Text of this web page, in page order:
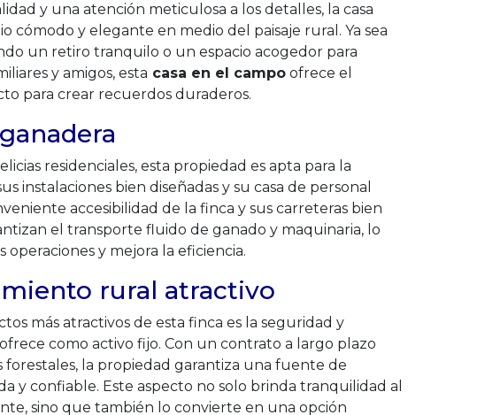
y una atención meticulosa a los detalles, la casa
cómodo y elegante en medio del paisaje rural. Ya sea
un retiro tranquilo o un espacio acogedor para
y amigos, esta casa en el campo ofrece el
para crear recuerdos duraderos.
residenciales, esta propiedad es apta para la
instalaciones bien diseñadas y su casa de personal
accesibilidad de la finca y sus carreteras bien
el transporte fluido de ganado y maquinaria, lo
operaciones y mejora la eficiencia.
rural atractivo
más atractivos de esta finca es la seguridad y
como activo fijo. Con un contrato a largo plazo
forestales, la propiedad garantiza una fuente de
y confiable. Este aspecto no solo brinda tranquilidad al
sino que también lo convierte en una opción